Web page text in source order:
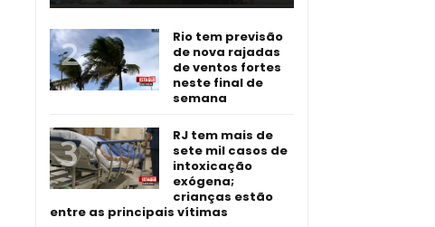
Rio tem previsão
de nova rajadas
de ventos fortes
neste final de
semana
RJ tem mais de
sete mil casos de
intoxicação
exógena;
crianças estão
entre as principais vítimas